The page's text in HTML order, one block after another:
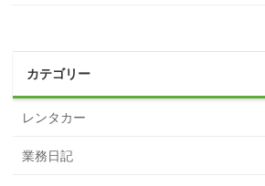
カテゴリー
レンタカー
業務日記